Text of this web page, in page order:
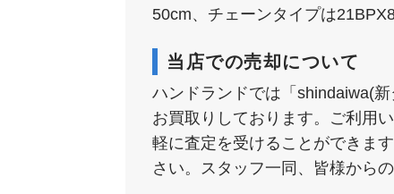
50cm、チェーンタイプは
当店での売却について
ハンドランドでは「shindaiwa(
お買取りしております。ご利用
軽に査定を受けることができま
さい。スタッフ一同、皆様から